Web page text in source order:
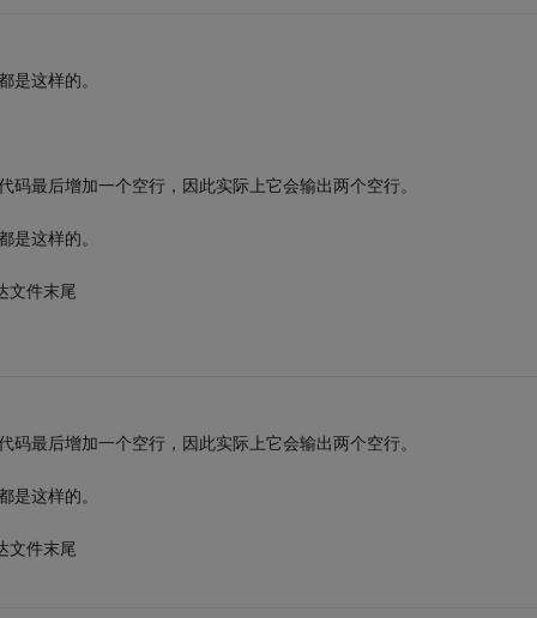
是这样的。
最后增加一个空行，因此实际上它会输出两个空行。
是这样的。
文件末尾
最后增加一个空行，因此实际上它会输出两个空行。
是这样的。
文件末尾